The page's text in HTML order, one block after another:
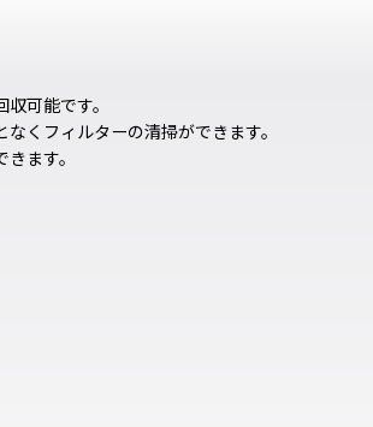
可能です。
くフィルターの清掃ができます。
ます。